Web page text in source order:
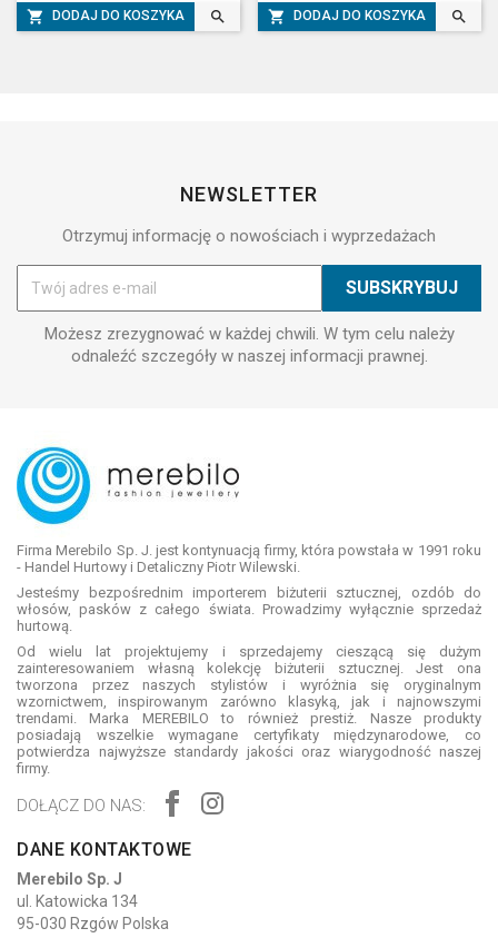
 DODAJ DO KOSZYKA   DODAJ DO KOSZYKA 
NEWSLETTER
Otrzymuj informację o nowościach i wyprzedażach
Możesz zrezygnować w każdej chwili. W tym celu należy
odnaleźć szczegóły w naszej informacji prawnej.
Firma Merebilo Sp. J. jest kontynuacją firmy, która powstała w 1991 roku
- Handel Hurtowy i Detaliczny Piotr Wilewski.
Jesteśmy bezpośrednim importerem biżuterii sztucznej, ozdób do
włosów, pasków z całego świata. Prowadzimy wyłącznie sprzedaż
hurtową.
Od wielu lat projektujemy i sprzedajemy cieszącą się dużym
zainteresowaniem własną kolekcję biżuterii sztucznej. Jest ona
tworzona przez naszych stylistów i wyróżnia się oryginalnym
wzornictwem, inspirowanym zarówno klasyką, jak i najnowszymi
trendami. Marka MEREBILO to również prestiż. Nasze produkty
posiadają wszelkie wymagane certyfikaty międzynarodowe, co
potwierdza najwyższe standardy jakości oraz wiarygodność naszej
firmy.
DOŁĄCZ DO NAS:
DANE KONTAKTOWE
Merebilo Sp. J
ul. Katowicka 134
95-030 Rzgów Polska